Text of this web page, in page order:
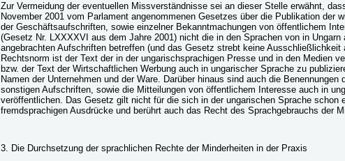
Zur Vermeidung der eventuellen Missverständnisse sei an dieser Stelle erwähnt,
November 2001 vom Parlament angenommenen Gesetzes über die Publikation der
der Geschäftsaufschriften, sowie einzelner Bekanntmachungen von öffentlichem
(Gesetz Nr. LXXXXVI aus dem Jahre 2001) nicht die in den Sprachen von in Ungarn
angebrachten Aufschriften betreffen (und das Gesetz strebt keine Ausschließlichkeit
Rechtsnorm ist der Text der in der ungarischsprachigen Presse und in den Medien
bzw. der Text der Wirtschaftlichen Werbung auch in ungarischer Sprache zu
Namen der Unternehmen und der Ware. Darüber hinaus sind auch die Benennungen
sonstigen Aufschriften, sowie die Mitteilungen von öffentlichem Interesse auch in
veröffentlichen. Das Gesetz gilt nicht für die sich in der ungarischen Sprache schon
fremdsprachigen Ausdrücke und berührt auch das Recht des Sprachgebrauchs der
3. Die Durchsetzung der sprachlichen Rechte der Minderheiten in der Praxis